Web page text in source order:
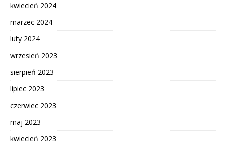
kwiecień 2024
marzec 2024
luty 2024
wrzesień 2023
sierpień 2023
lipiec 2023
czerwiec 2023
maj 2023
kwiecień 2023